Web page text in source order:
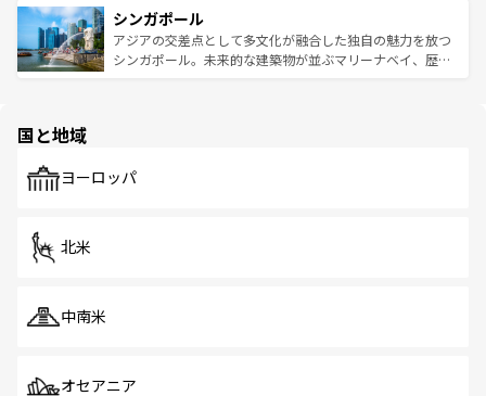
参照してほしい。
激する。気候は一年中温暖で、どの季節にも異なる楽しみ
が待っている。親しみやすいタイの人々、仏教を中心とし
た文化、そして多様な観光資源が、訪れる旅人を魅了し続
み、どこを訪れても感動するはず。観光スポットが密集し
ており、効率よく見どころを回れるのも魅力。息をのむよ
うな絶景から文化的な体験まで、香港を存分に楽しみ尽く
シンガポール
アジアの交差点として多文化が融合した独自の魅力を放つ
シンガポール。未来的な建築物が並ぶマリーナベイ、歴史
で、ホーカーズは地元の風情を楽しめる外せないスポット
国と地域
ヨーロッパ
北米
中南米
オセアニア